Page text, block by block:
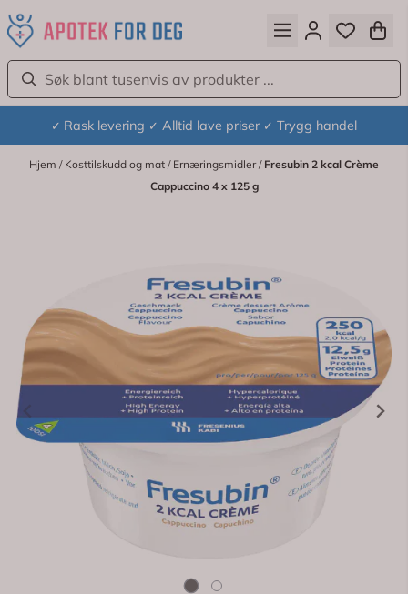
Hopp til innhold
✓ Rask levering ✓ Alltid lave priser ✓ Trygg handel
Hjem / Kosttilskudd og mat / Ernæringsmidler/ Fresubin 2 kcal Crème
Cappuccino 4 x 125 g